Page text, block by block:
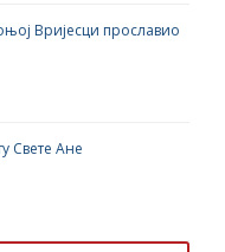
Вријесци прославио
Свете Ане